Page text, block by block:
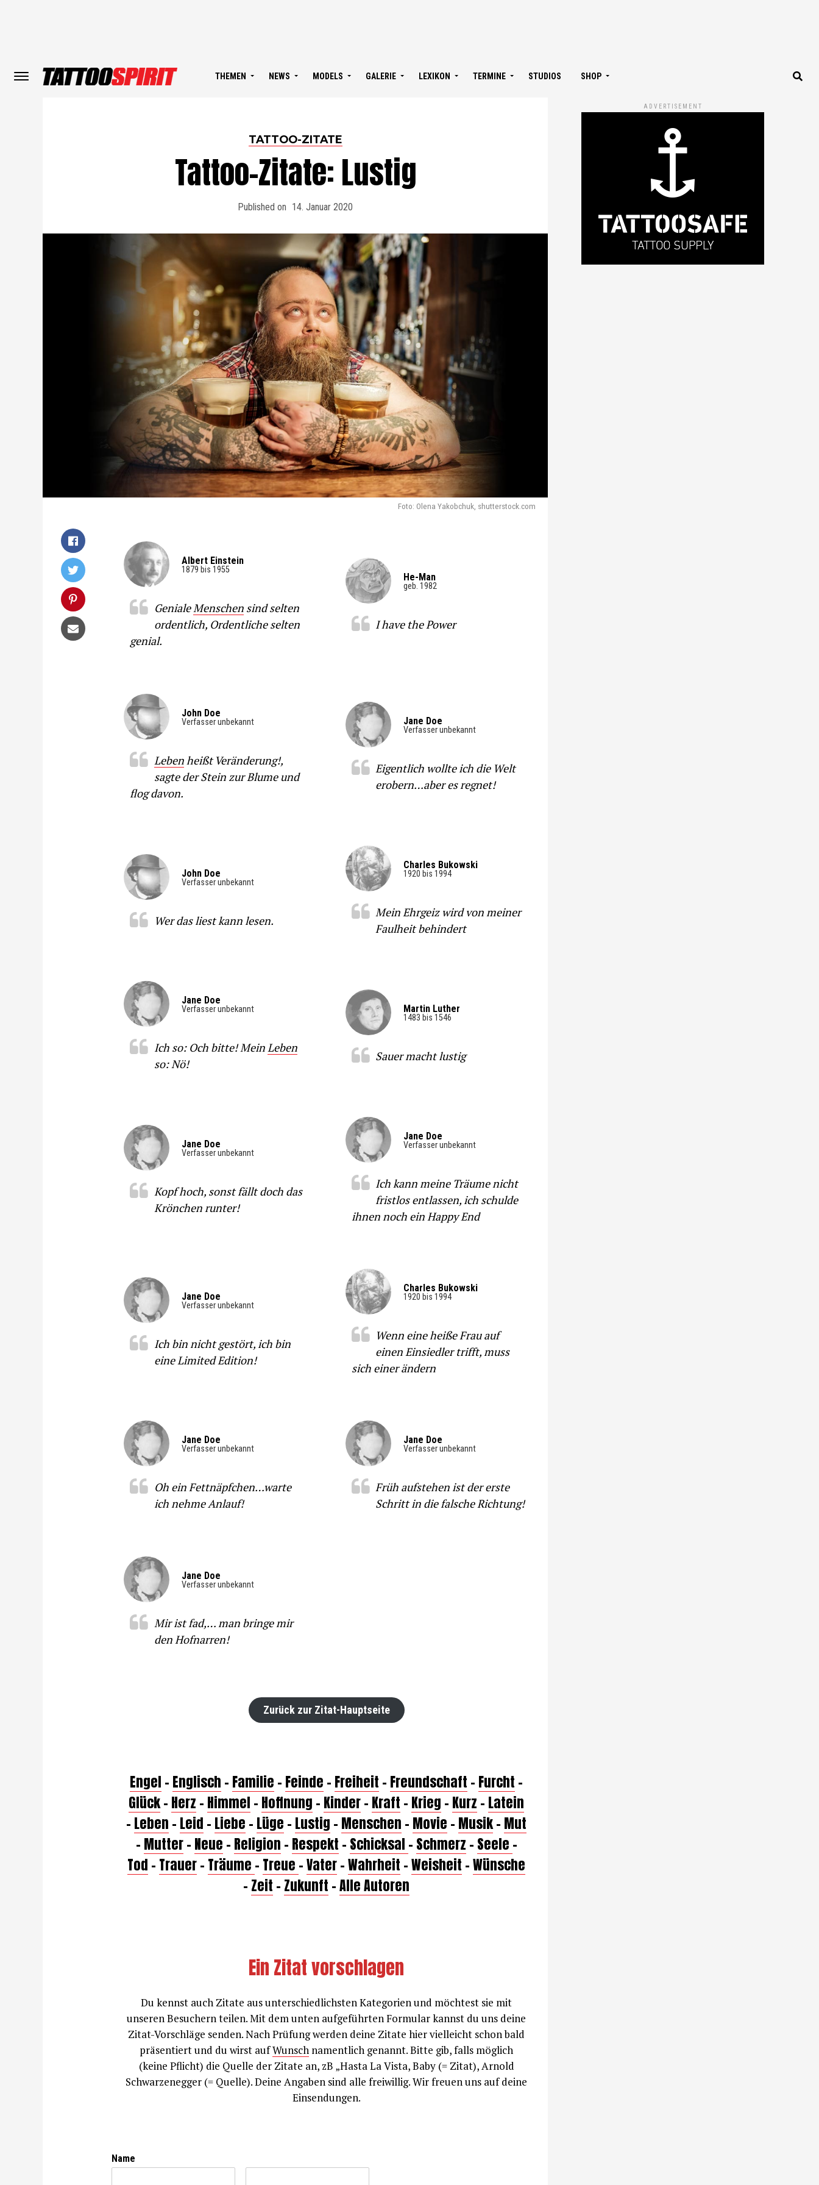
THEMEN NEWS MODELS GALERIE LEXIKON TERMINE STUDIOS SHOP
TATTOO-ZITATE
Tattoo-Zitate: Lustig
Published on 14. Januar 2020
Foto: Olena Yakobchuk, shutterstock.com
Albert Einstein
1879 bis 1955
GenialeMenschensind selten
ordentlich, Ordentliche selten
genial.
He-Man
geb. 1982
I have the Power
John Doe
Verfasser unbekannt
Lebenheißt Veränderung!,
sagte der Stein zur Blume und
flog davon.
Jane Doe
Verfasser unbekannt
Eigentlich wollte ich die Welt
erobern…aber es regnet!
John Doe
Verfasser unbekannt
Wer das liest kann lesen.
Charles Bukowski
1920 bis 1994
Mein Ehrgeiz wird von meiner
Faulheit behindert
Jane Doe
Verfasser unbekannt
Ich so: Och bitte! MeinLeben
so: Nö!
Martin Luther
1483 bis 1546
Sauer macht lustig
Jane Doe
Verfasser unbekannt
Kopf hoch, sonst fällt doch das
Krönchen runter!
Jane Doe
Verfasser unbekannt
Ich kann meine Träume nicht
fristlos entlassen, ich schulde
ihnen noch ein Happy End
Jane Doe
Verfasser unbekannt
Ich bin nicht gestört, ich bin
eine Limited Edition!
Charles Bukowski
1920 bis 1994
Wenn eine heiße Frau auf
einen Einsiedler trifft, muss
sich einer ändern
Jane Doe
Verfasser unbekannt
Oh ein Fettnäpfchen…warte
ich nehme Anlauf!
Jane Doe
Verfasser unbekannt
Früh aufstehen ist der erste
Schritt in die falsche Richtung!
Jane Doe
Verfasser unbekannt
Mir ist fad,… man bringe mir
den Hofnarren!
Zurück zur Zitat-Hauptseite
Engel – Englisch – Familie – Feinde – Freiheit – Freundschaft – Furcht –
Glück– Herz – Himmel – Hoffnung – Kinder– Kraft – Krieg – Kurz – Latein
– Leben – Leid – Liebe – Lüge – Lustig – Menschen – Movie – Musik– Mut
– Mutter– Neue – Religion – Respekt – Schicksal – Schmerz – Seele –
Tod – Trauer– Träume – Treue –Vater–Wahrheit –Weisheit –Wünsche
– Zeit – Zukunft –Alle Autoren
Ein Zitat vorschlagen
Du kennst auch Zitate aus unterschiedlichsten Kategorien und möchtest sie mit
unseren Besuchern teilen. Mit dem unten aufgeführten Formular kannst du uns deine
Zitat-Vorschläge senden. Nach Prüfung werden deine Zitate hier vielleicht schon bald
präsentiert und du wirst aufWunsch namentlich genannt. Bitte gib, falls möglich
(keine Pflicht) die Quelle der Zitate an, zB „Hasta La Vista, Baby (= Zitat), Arnold
Schwarzenegger (= Quelle). Deine Angaben sind alle freiwillig. Wir freuen uns auf deine
Einsendungen.
Name
ADVERTISEMENT